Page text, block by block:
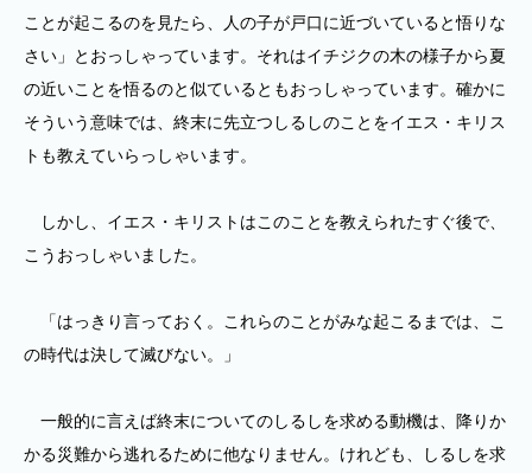
ことが起こるのを見たら、人の子が戸口に近づいていると悟りな
さい」とおっしゃっています。それはイチジクの木の様子から夏
の近いことを悟るのと似ているともおっしゃっています。確かに
そういう意味では、終末に先立つしるしのことをイエス・キリス
トも教えていらっしゃいます。
しかし、イエス・キリストはこのことを教えられたすぐ後で、
こうおっしゃいました。
「はっきり言っておく。これらのことがみな起こるまでは、こ
の時代は決して滅びない。」
一般的に言えば終末についてのしるしを求める動機は、降りか
かる災難から逃れるために他なりません。けれども、しるしを求